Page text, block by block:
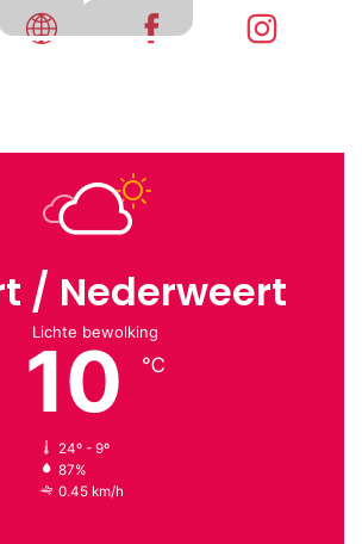
/ Nederweert
Lichte bewolking
10 ℃
24º - 9º
87%
0.45 km/h